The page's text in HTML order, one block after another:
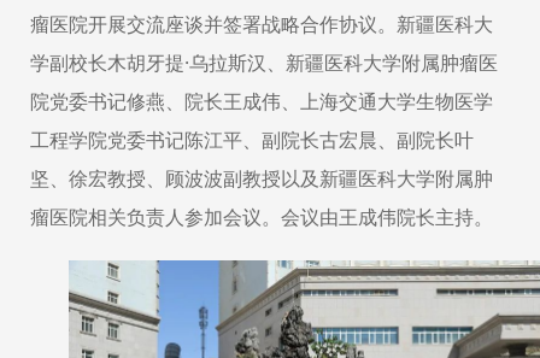
瘤医院开展交流座谈并签署战略合作协议。 新疆医科大
学副校长木胡牙提·乌拉斯汉、新疆医科大学附属肿瘤医
院党委书记修燕、院长王成伟、上海交通大学生物医学
工程学院党委书记陈江平、副院长古宏晨、副院长叶
坚、徐宏教授、顾波波副教授以及新疆医科大学附属肿
瘤医院相关负责人参加会议。 会议由王成伟院长主持。